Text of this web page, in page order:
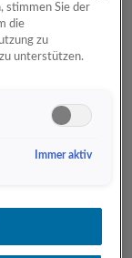
und dem
Summe
stimmen Sie der
die
zu
unterstützen.
Immer aktiv